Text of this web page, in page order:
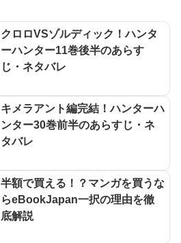
クロロVSゾルディック！ハンタ
ーハンター11巻後半のあらす
じ・ネタバレ
キメラアント編完結！ハンターハ
ンター30巻前半のあらすじ・ネ
タバレ
半額で買える！？マンガを買うな
らeBookJapan一択の理由を徹
底解説